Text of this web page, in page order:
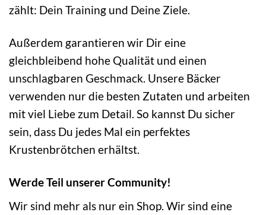
zählt: Dein Training und Deine Ziele.
Außerdem garantieren wir Dir eine
gleichbleibend hohe Qualität und einen
unschlagbaren Geschmack. Unsere Bäcker
verwenden nur die besten Zutaten und arbeiten
mit viel Liebe zum Detail. So kannst Du sicher
sein, dass Du jedes Mal ein perfektes
Krustenbrötchen erhältst.
Werde Teil unserer Community!
Wir sind mehr als nur ein Shop. Wir sind eine